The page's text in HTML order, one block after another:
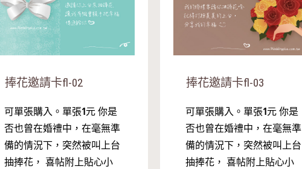
捧花邀請卡fl-02
可單張購入。單張1元 你是
否也曾在婚禮中，在毫無準
備的情況下，突然被叫上台
抽捧花， 喜帖附上貼心小
捧花邀請卡fl-03
可單張購入。單張1元 你是
否也曾在婚禮中，在毫無準
備的情況下，突然被叫上台
抽捧花， 喜帖附上貼心小